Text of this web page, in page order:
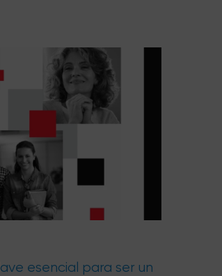
esencial para ser un